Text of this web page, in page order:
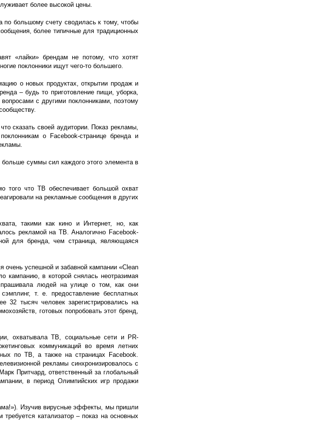
более высокой цены.
большому счету сводилась к тому, чтобы
более типичные для традиционных
«лайки» брендам не потому, что хотят
поклонники ищут чего-то большего.
о новых продуктах, открытии продаж и
– будь то приготовление пищи, уборка,
с другими поклонниками, поэтому
сказать своей аудитории. Показ рекламы,
о Facebook-странице бренда и
больше суммы сил каждого этого элемента в
того что ТВ обеспечивает большой охват
на рекламные сообщения в других
такими как кино и Интернет, но, как
рекламой на ТВ. Аналогично Facebook-
для бренда, чем страница, являющаяся
очень успешной и забавной кампании «Clean
кампанию, в которой снялась неотразимая
людей на улице о том, как они
т. е. предоставление бесплатных
тысяч человек зарегистрировались на
готовых попробовать этот бренд,
охватывала ТВ, социальные сети и PR-
коммуникаций во время летних
по ТВ, а также на страницах Facebook.
рекламы синхронизировалось с
Притчард, ответственный за глобальный
в период Олимпийских игр продажи
Изучив вирусные эффекты, мы пришли
катализатор – показ на основных